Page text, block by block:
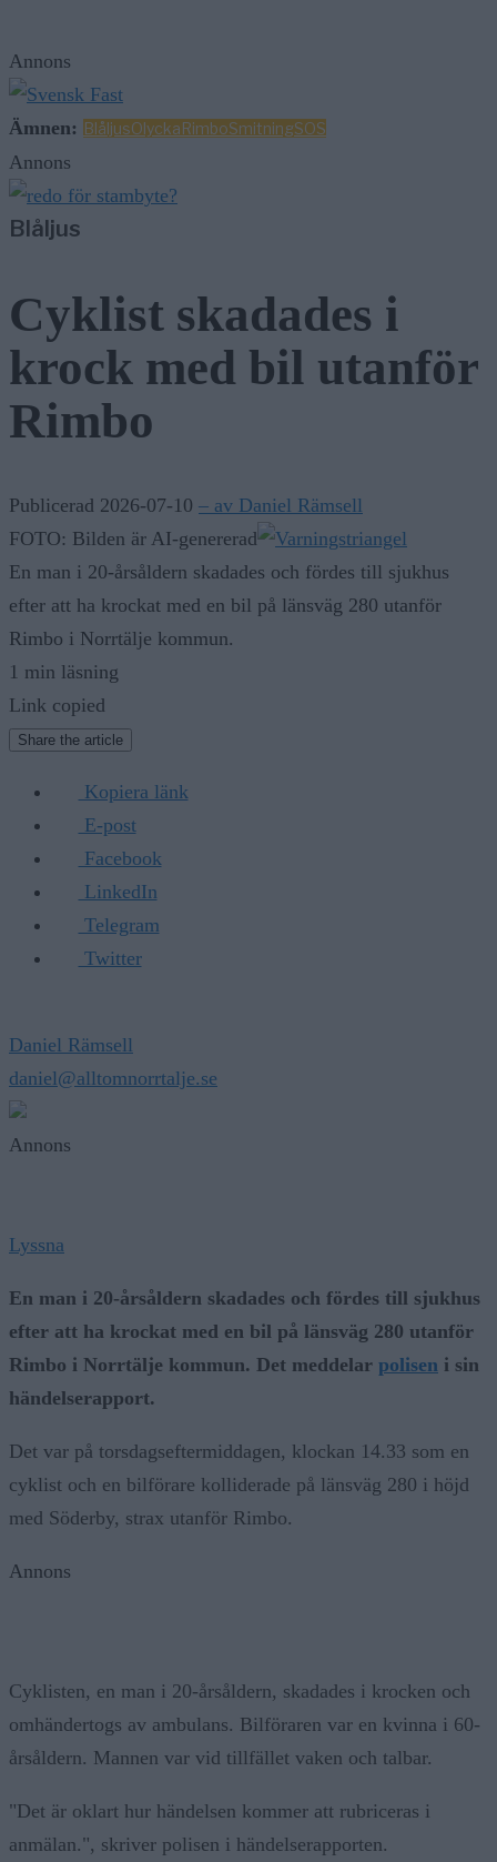
Annons
Ämnen: BlåljusOlyckaRimboSmitningSOS
Annons
Blåljus
Cyklist skadades i
krock med bil utanför
Rimbo
Publicerad 2026-07-10 – av Daniel Rämsell
FOTO: Bilden är AI-genererad
En man i 20-årsåldern skadades och fördes till sjukhus
efter att ha krockat med en bil på länsväg 280 utanför
Rimbo i Norrtälje kommun.
1 min läsning
Link copied
Share the article
Kopiera länk
E-post
Facebook
LinkedIn
Telegram
Twitter
Daniel Rämsell
daniel@alltomnorrtalje.se
Annons
Lyssna
En man i 20-årsåldern skadades och fördes till sjukhus
efter att ha krockat med en bil på länsväg 280 utanför
Rimbo i Norrtälje kommun. Det meddelar polisen i sin
händelserapport.
Det var på torsdagseftermiddagen, klockan 14.33 som en
cyklist och en bilförare kolliderade på länsväg 280 i höjd
med Söderby, strax utanför Rimbo.
Annons
Cyklisten, en man i 20-årsåldern, skadades i krocken och
omhändertogs av ambulans. Bilföraren var en kvinna i 60-
årsåldern. Mannen var vid tillfället vaken och talbar.
"Det är oklart hur händelsen kommer att rubriceras i
anmälan.", skriver polisen i händelserapporten.